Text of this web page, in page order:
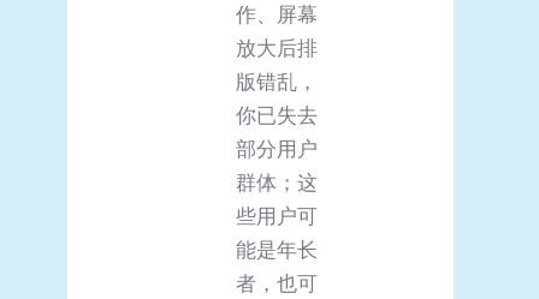
作、屏幕
放大后排
版错乱，
你已失去
部分用户
群体；这
些用户可
能是年长
者，也可